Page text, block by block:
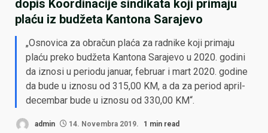
dopis Koordinacije sindikata koji primaju
plaću iz budžeta Kantona Sarajevo
„Osnovica za obračun plaća za radnike koji primaju
plaću preko budžeta Kantona Sarajevo u 2020. godini
da iznosi u periodu januar, februar i mart 2020. godine
da bude u iznosu od 315,00 KM, a da za period april-
decembar bude u iznosu od 330,00 KM“.
admin 14. Novembra 2019. 1 min read